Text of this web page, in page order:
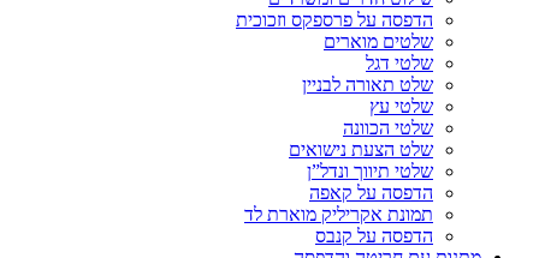
הדפסה על פרספקס וזכוכית
שלטים מוארים
שלטי דגל
שלט תאורה לבניין
שלטי עץ
שלטי הכוונה
שלט הצעת נישואים
שלטי תיווך ונדל”ן
הדפסה על קאפה
תמונת אקריליק מוארת לד
הדפסה על קנבס